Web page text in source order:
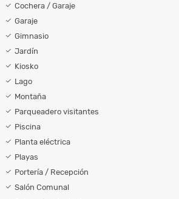
Cochera / Garaje
Garaje
Gimnasio
Jardín
Kiosko
Lago
Montaña
Parqueadero visitantes
Piscina
Planta eléctrica
Playas
Portería / Recepción
Salón Comunal